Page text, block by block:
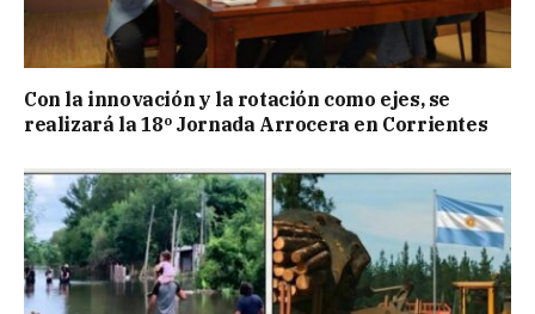
Con la innovación y la rotación como ejes, se
realizará la 18º Jornada Arrocera en Corrientes